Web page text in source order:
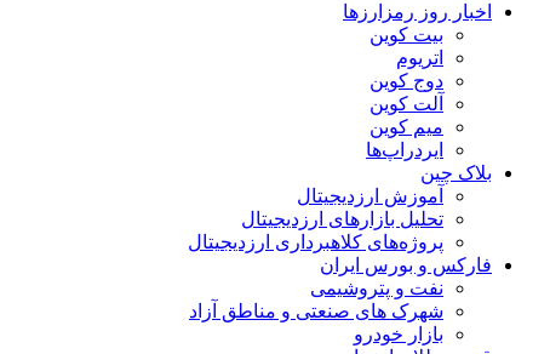
اخبار روز رمزارزها
بیت کوین
اتریوم
دوج کوین
آلت کوین
میم کوین‌
ایردراپ‌ها
بلاک چین
آموزش ارزدیجیتال
تحلیل بازارهای ارزدیجیتال
پروژه‌های کلاهبرداری ارزدیجیتال
فارکس و بورس ایران
نفت و پتروشیمی
شهرک های صنعتی و مناطق آزاد
بازار خودرو